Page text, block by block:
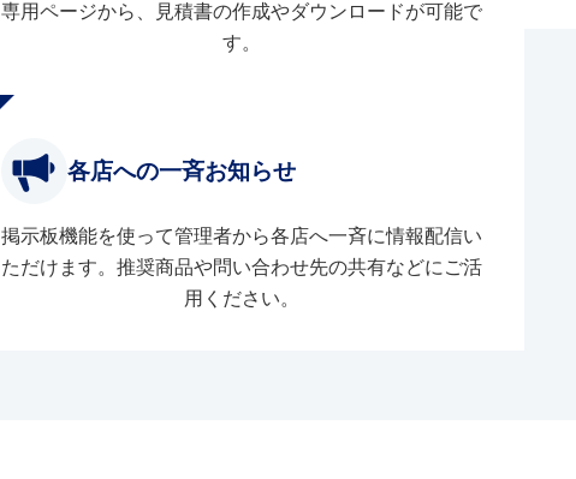
専用ページから、見積書の作成やダウンロードが可能で
す。
各店への一斉お知らせ
掲示板機能を使って管理者から各店へ一斉に情報配信い
ただけます。推奨商品や問い合わせ先の共有などにご活
用ください。